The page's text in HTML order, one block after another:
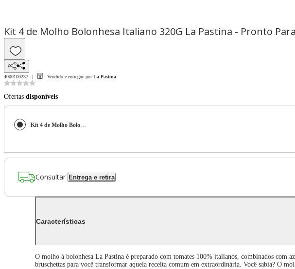
Kit 4 de Molho Bolonhesa Italiano 320G La Pastina - Pronto
4000100237 Vendido e entregue por La Pastina
Ofertas disponíveis
Kit 4 de Molho Bolonhesa Italiano 320G La Pastina - Pronto Para Consumo
Consultar Entrega e retira
Características
O molho à bolonhesa La Pastina é preparado com tomates 100% italianos, combinados com
bruschettas para você transformar aquela receita comum em extraordinária. Você sabia? O